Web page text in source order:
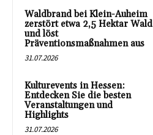
Waldbrand bei Klein-Auheim
zerstört etwa 2,5 Hektar Wald
und löst
Präventionsmaßnahmen aus
31.07.2026
Kulturevents in Hessen:
Entdecken Sie die besten
Veranstaltungen und
Highlights
31.07.2026